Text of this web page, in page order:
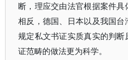
断，理应交由法官根据案件具
相反，德国、日本以及我国
规定私文书证实质真实的判
证范畴的做法更为科学。